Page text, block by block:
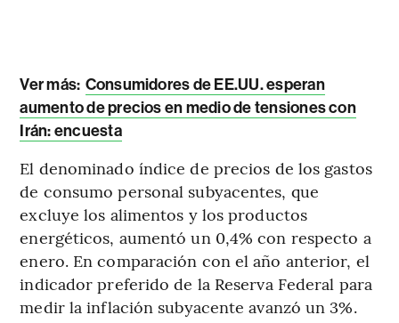
Ver más: Consumidores de EE.UU. esperan
aumento de precios en medio de tensiones con
Irán: encuesta
El denominado índice de precios de los gastos
de consumo personal subyacentes, que
excluye los alimentos y los productos
energéticos, aumentó un 0,4% con respecto a
enero. En comparación con el año anterior, el
indicador preferido de la Reserva Federal para
medir la inflación subyacente avanzó un 3%.